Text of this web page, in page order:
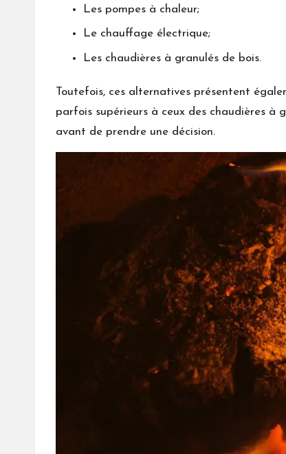
Les pompes à chaleur;
Le chauffage électrique;
Les chaudières à granulés de bois.
Toutefois, ces alternatives présentent
parfois supérieurs à ceux des chaudières
avant de prendre une décision.